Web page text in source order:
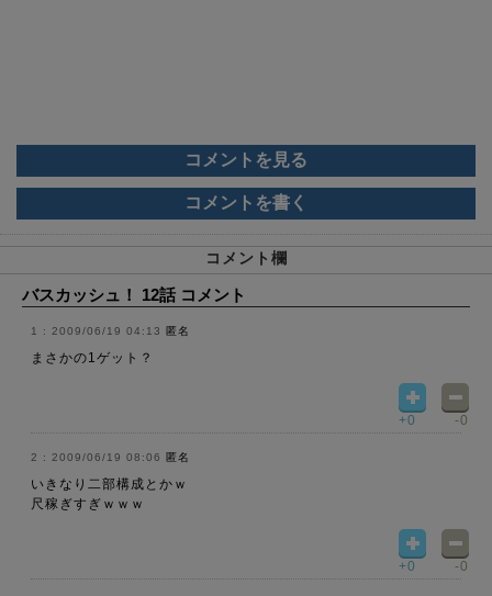
コメントを見る
コメントを書く
コメント欄
バスカッシュ！ 12話 コメント
2009/06/19 04:13 匿名
まさかの1ゲット？
+0 -0
2009/06/19 08:06 匿名
いきなり二部構成とかｗ
尺稼ぎすぎｗｗｗ
+0 -0